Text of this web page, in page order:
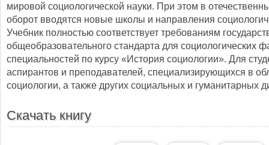
мировой социологической науки. При этом в
оборот вводятся новые школы и направления
Учебник полностью соответствует требованиям
общеобразовательного стандарта для социологических
специальностей по курсу «История социологии». Для
аспирантов и преподавателей, специализирующихся в
социологии, а также других социальных и гуманитарных
Скачать книгу